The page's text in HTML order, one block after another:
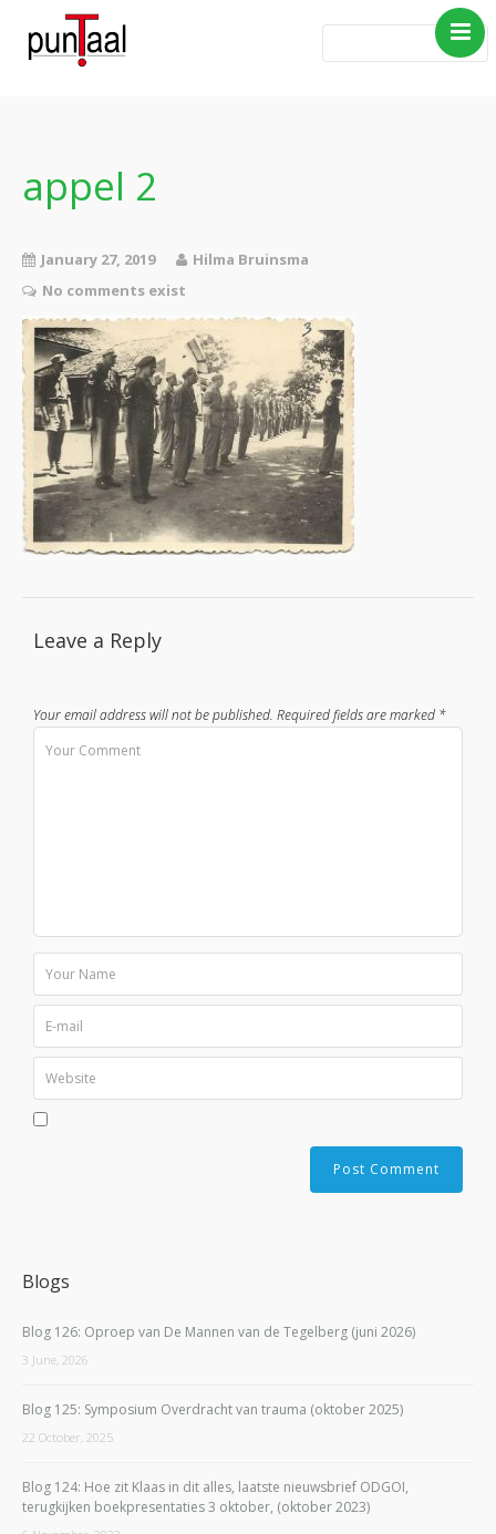
Boeken
Gedichten
appel 2
January 27, 2019
Hilma Bruinsma
No comments exist
Leave a Reply
Your email address will not be published. Required fields are marked *
Blogs
Blog 126: Oproep van De Mannen van de Tegelberg (juni 2026)
3 June, 2026
Blog 125: Symposium Overdracht van trauma (oktober 2025)
22 October, 2025
Blog 124: Hoe zit Klaas in dit alles, laatste nieuwsbrief ODGOI,
terugkijken boekpresentaties 3 oktober, (oktober 2023)